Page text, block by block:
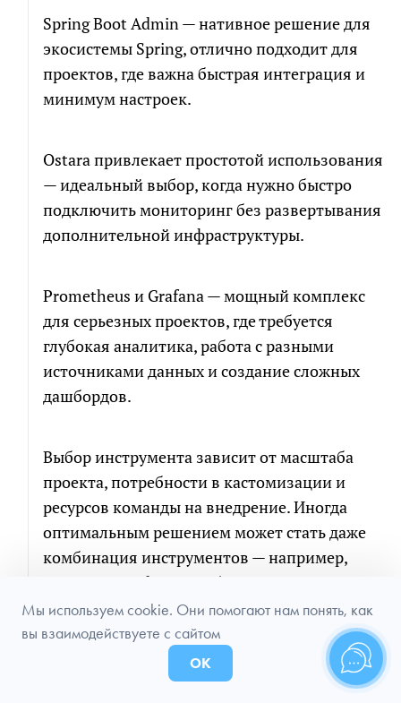
Spring Boot Admin — нативное решение для
экосистемы Spring, отлично подходит для
проектов, где важна быстрая интеграция и
минимум настроек.
Ostara привлекает простотой использования
— идеальный выбор, когда нужно быстро
подключить мониторинг без развертывания
дополнительной инфраструктуры.
Prometheus и Grafana — мощный комплекс
для серьезных проектов, где требуется
глубокая аналитика, работа с разными
источниками данных и создание сложных
дашбордов.
Выбор инструмента зависит от масштаба
проекта, потребности в кастомизации и
ресурсов команды на внедрение. Иногда
оптимальным решением может стать даже
комбинация инструментов — например,
Spring Boot Admin для базового мониторинга
и Grafana для продвинутой аналитики.
Если у вас остались вопросы по выбору
системы мониторинга для вашего проекта,
Мы используем cookie. Они помогают нам понять, как
вы взаимодействуете с сайтом
ОК